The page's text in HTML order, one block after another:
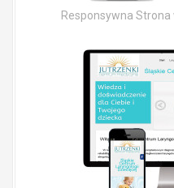
Responsywna Strona